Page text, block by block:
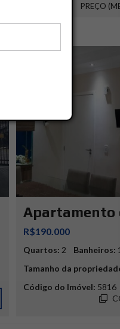
PREÇO
Apartamento
R$190.000
Quartos: 2 Banheiros: 1
Tamanho da
Código do Imóvel: 5816